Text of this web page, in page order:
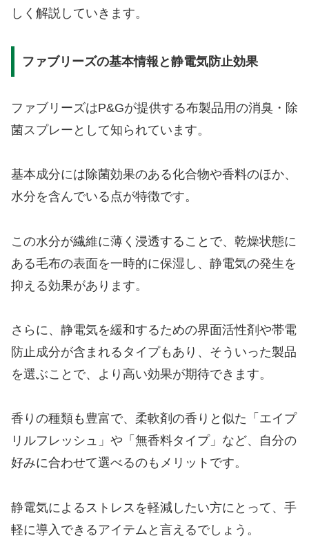
しく解説していきます。
ファブリーズの基本情報と静電気防止効果
ファブリーズはP&Gが提供する布製品用の消臭・除
菌スプレーとして知られています。
基本成分には除菌効果のある化合物や香料のほか、
水分を含んでいる点が特徴です。
この水分が繊維に薄く浸透することで、乾燥状態に
ある毛布の表面を一時的に保湿し、静電気の発生を
抑える効果があります。
さらに、静電気を緩和するための界面活性剤や帯電
防止成分が含まれるタイプもあり、そういった製品
を選ぶことで、より高い効果が期待できます。
香りの種類も豊富で、柔軟剤の香りと似た「エイプ
リルフレッシュ」や「無香料タイプ」など、自分の
好みに合わせて選べるのもメリットです。
静電気によるストレスを軽減したい方にとって、手
軽に導入できるアイテムと言えるでしょう。